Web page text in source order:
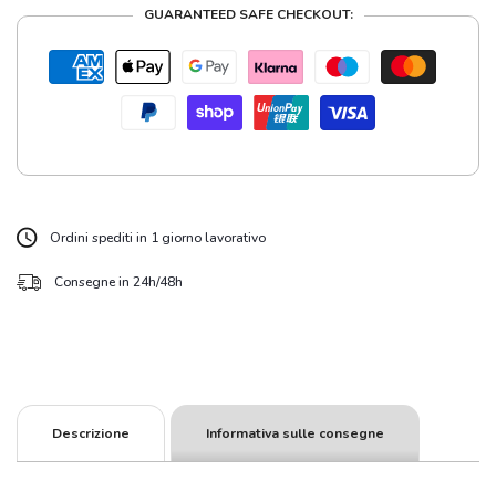
GUARANTEED SAFE CHECKOUT:
Ordini spediti in 1 giorno lavorativo
Consegne in 24h/48h
Descrizione Informativa sulle consegne